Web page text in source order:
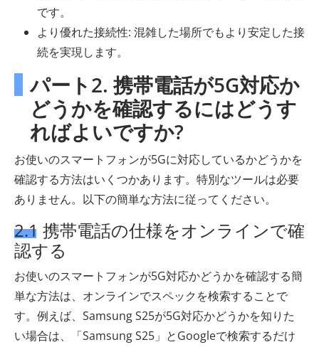
です。
より優れた接続性: 混雑した場所でもより安定した接
続を実現します。
パート2. 携帯電話が5G対応か
どうかを確認するにはどうす
ればよいですか?
お使いのスマートフォンが5Gに対応しているかどうかを
確認する方法はいくつかあります。特別なツールは必要
ありません。以下の簡単な方法に従ってください。
2.1 携帯電話の仕様をオンラインで確
認する
お使いのスマートフォンが5G対応かどうかを確認する簡
単な方法は、オンラインでスペックを検索することで
す。例えば、Samsung S25が5G対応かどうかを知りた
い場合は、「Samsung S25」とGoogleで検索するだけ